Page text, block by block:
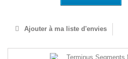
Ajouter à ma liste d'envies